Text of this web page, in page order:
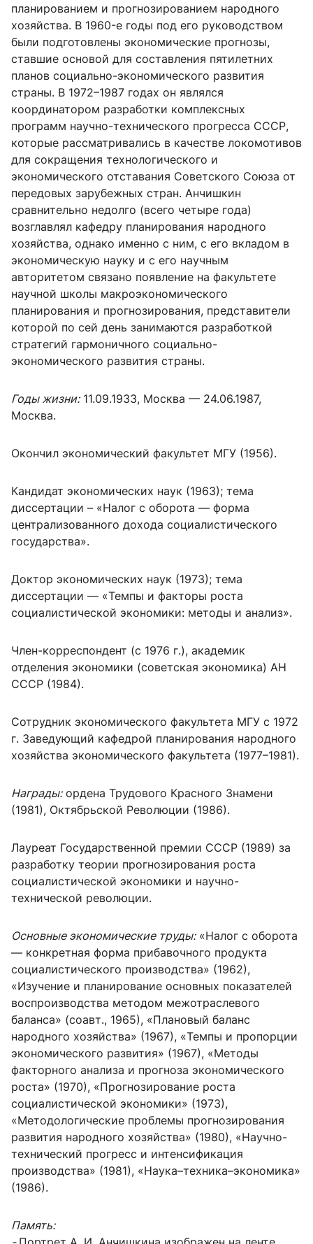
планированием и прогнозированием народного
хозяйства. В 1960-е годы под его руководством
были подготовлены экономические прогнозы,
ставшие основой для составления пятилетних
планов социально-экономического развития
страны. В 1972–1987 годах он являлся
координатором разработки комплексных
программ научно-технического прогресса СССР,
которые рассматривались в качестве локомотивов
для сокращения технологического и
экономического отставания Советского Союза от
передовых зарубежных стран. Анчишкин
сравнительно недолго (всего четыре года)
возглавлял кафедру планирования народного
хозяйства, однако именно с ним, с его вкладом в
экономическую науку и с его научным
авторитетом связано появление на факультете
научной школы макроэкономического
планирования и прогнозирования, представители
которой по сей день занимаются разработкой
стратегий гармоничного социально-
экономического развития страны.
Годы жизни:11.09.1933, Москва — 24.06.1987,
Москва.
Окончил экономический факультет МГУ (1956).
Кандидат экономических наук (1963); тема
диссертации – «Налог с оборота — форма
централизованного дохода социалистического
государства».
Доктор экономических наук (1973); тема
диссертации — «Темпы и факторы роста
социалистической экономики: методы и анализ».
Член-корреспондент (с 1976 г.), академик
отделения экономики (советская экономика) АН
СССР (1984).
Сотрудник экономического факультета МГУ с 1972
г. Заведующий кафедрой планирования народного
хозяйства экономического факультета (1977–1981).
Награды:ордена Трудового Красного Знамени
(1981), Октябрьской Революции (1986).
Лауреат Государственной премии СССР (1989) за
разработку теории прогнозирования роста
социалистической экономики и научно-
технической революции.
Основные экономические труды:«Налог с оборота
— конкретная форма прибавочного продукта
социалистического производства» (1962),
«Изучение и планирование основных показателей
воспроизводства методом межотраслевого
баланса» (соавт., 1965), «Плановый баланс
народного хозяйства» (1967), «Темпы и пропорции
экономического развития» (1967), «Методы
факторного анализа и прогноза экономического
роста» (1970), «Прогнозирование роста
социалистической экономики» (1973),
«Методологические проблемы прогнозирования
развития народного хозяйства» (1980), «Научно-
технический прогресс и интенсификация
производства» (1981), «Наука–техника–экономика»
(1986).
Память: